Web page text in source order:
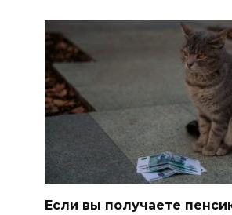
Если вы получаете